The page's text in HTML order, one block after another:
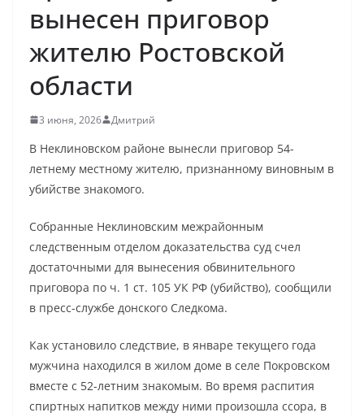
вынесен приговор
жителю Ростовской
области
3 июня, 2026 Дмитрий
В Неклиновском районе вынесли приговор 54-
летнему местному жителю, признанному виновным в
убийстве знакомого.
Собранные Неклиновским межрайонным
следственным отделом доказательства суд счел
достаточными для вынесения обвинительного
приговора по ч. 1 ст. 105 УК РФ (убийство), сообщили
в пресс-службе донского Следкома.
Как установило следствие, в январе текущего года
мужчина находился в жилом доме в селе Покровском
вместе с 52-летним знакомым. Во время распития
спиртных напитков между ними произошла ссора, в